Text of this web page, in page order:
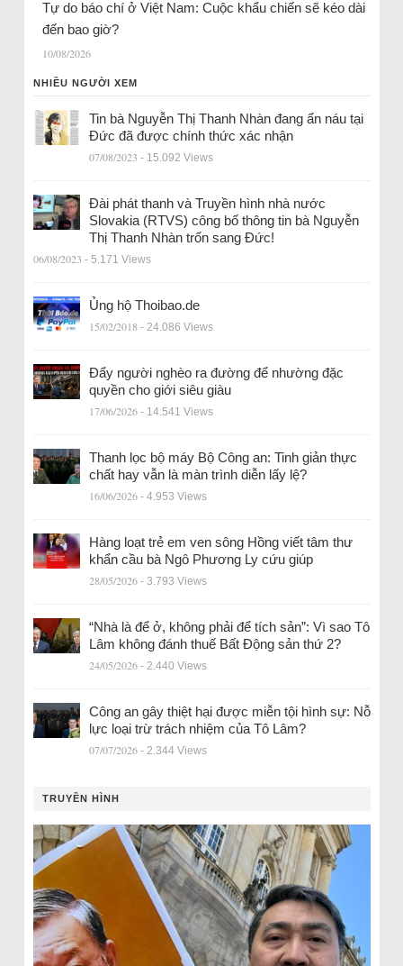
Tự do báo chí ở Việt Nam: Cuộc khẩu chiến sẽ kéo dài
đến bao giờ?
10/08/2026
NHIỀU NGƯỜI XEM
Tin bà Nguyễn Thị Thanh Nhàn đang ẩn náu tại
Đức đã được chính thức xác nhận
07/08/2023 - 15.092 Views
Đài phát thanh và Truyền hình nhà nước
Slovakia (RTVS) công bố thông tin bà Nguyễn
Thị Thanh Nhàn trốn sang Đức!
06/08/2023 - 5.171 Views
Ủng hộ Thoibao.de
15/02/2018 - 24.086 Views
Đẩy người nghèo ra đường để nhường đặc
quyền cho giới siêu giàu
17/06/2026 - 14.541 Views
Thanh lọc bộ máy Bộ Công an: Tinh giản thực
chất hay vẫn là màn trình diễn lấy lệ?
16/06/2026 - 4.953 Views
Hàng loạt trẻ em ven sông Hồng viết tâm thư
khẩn cầu bà Ngô Phương Ly cứu giúp
28/05/2026 - 3.793 Views
“Nhà là để ở, không phải để tích sản”: Vì sao Tô
Lâm không đánh thuế Bất Động sản thứ 2?
24/05/2026 - 2.440 Views
Công an gây thiệt hại được miễn tội hình sự: Nỗ
lực loại trừ trách nhiệm của Tô Lâm?
07/07/2026 - 2.344 Views
TRUYỀN HÌNH